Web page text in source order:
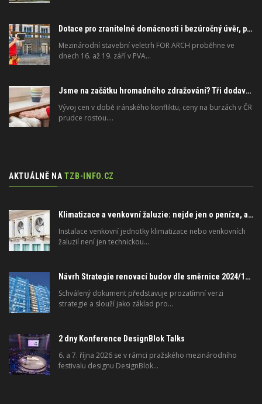
Dotace pro zranitelné domácnosti i bezúročný úvěr, poradenství na veletrhu FOR ARCH
Mezinárodní stavební veletrh FOR ARCH proběhne ve
dnech 16. až 19. září v PVA…
Jsme na začátku hromadného zdražování? Tři dodavatelé zvýšili ceny
Vývoj cen v době iránského konfliktu, ceny na burzách v ČR
prudce rostou.…
AKTUÁLNĚ NA TZB-INFO.CZ
Klimatizace a venkovní žaluzie: nejde jen o peníze, ale i o právo
Instalace venkovní jednotky klimatizace nebo venkovních
žaluzií není jen technickou…
Návrh Strategie renovací budov dle směrnice 2024/1275/EU o energetické náročnosti budov
Schválený dokument představuje prozatímní verzi
strategie a slouží jako základ pro…
2 dny Konference DesignBlok Talks
6. a 7. října 2026 se v rámci pražského mezinárodního
festivalu designu DesignBlok…